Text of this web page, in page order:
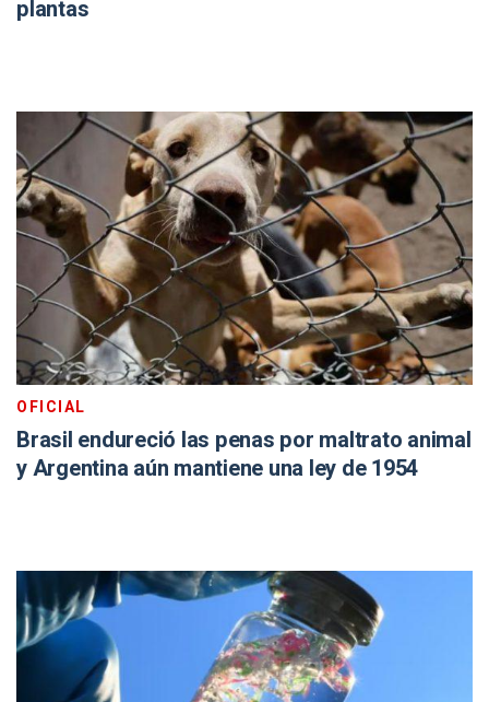
plantas
OFICIAL
Brasil endureció las penas por maltrato animal
y Argentina aún mantiene una ley de 1954